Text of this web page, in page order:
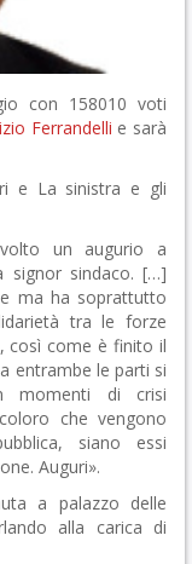
con 158010 voti
Ferrandelli e sarà
e La sinistra e gli
un augurio a
signor sindaco. […]
ma ha soprattutto
tra le forze
così come è finito il
entrambe le parti si
momenti di crisi
che vengono
siano essi
Auguri».
a palazzo delle
alla carica di